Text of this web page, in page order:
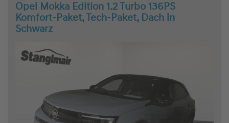
Opel Mokka Edition 1.2 Turbo 136PS
Komfort-Paket, Tech-Paket, Dach in
Schwarz